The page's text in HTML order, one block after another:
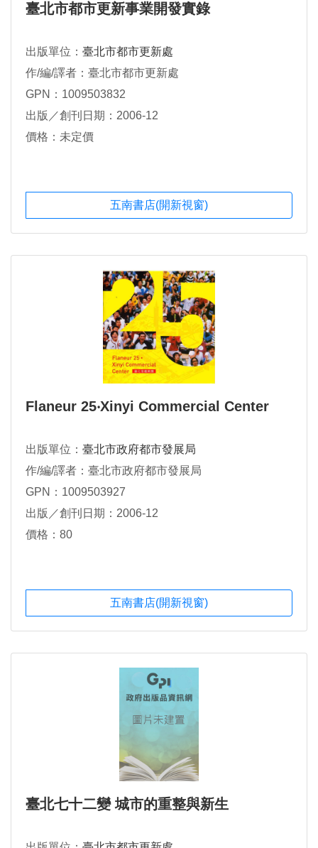
臺北市都市更新事業開發實錄
出版單位： 臺北市都市更新處
作/編/譯者：臺北市都市更新處
GPN：1009503832
出版／創刊日期：2006-12
價格：未定價
五南書店(開新視窗)
Flaneur 25‧Xinyi Commercial Center
出版單位： 臺北市政府都市發展局
作/編/譯者：臺北市政府都市發展局
GPN：1009503927
出版／創刊日期：2006-12
價格：80
五南書店(開新視窗)
臺北七十二變 城市的重整與新生